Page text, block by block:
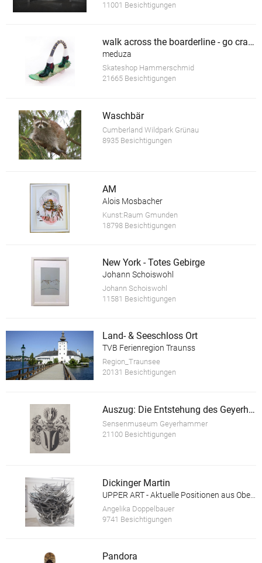
11001 Besichtigungen
walk across the boarderline - go crazy *
meduza
Skateshop Hammerschmid
21665 Besichtigungen
Waschbär
Cumberland Wildpark Grünau
8935 Besichtigungen
AM
Alois Mosbacher
Kunst:Raum Gmunden
18798 Besichtigungen
New York - Totes Gebirge
Johann Schoiswohl
Johann Schoiswohl
11581 Besichtigungen
Land- & Seeschloss Ort
TVB Ferienregion Traunss
Region_Traunsee
20131 Besichtigungen
Auszug: Die Entstehung des Geyerhammer
Sensenmuseum Geyerhammer
21100 Besichtigungen
Dickinger Martin
UPPER ART - Aktuelle Positionen aus Oberösterreich. Ausstellung in der Galerie im Granitmuseum Schärding
Angelika Doppelbauer
9741 Besichtigungen
Pandora